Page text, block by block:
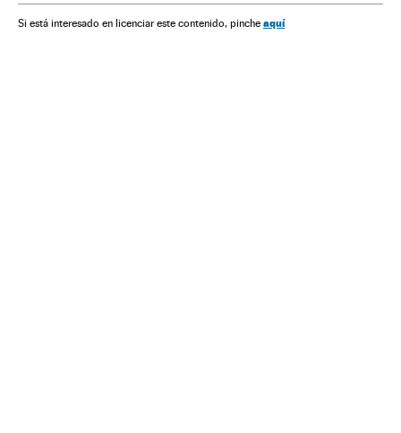
Si está interesado en licenciar este contenido, pinche aquí